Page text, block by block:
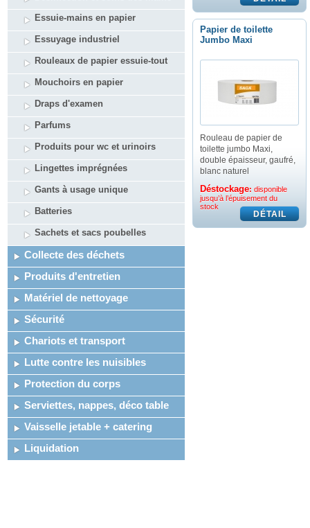
Essuie-mains en papier
Essuyage industriel
Rouleaux de papier essuie-tout
Mouchoirs en papier
Draps d'examen
Parfums
Produits pour wc et urinoirs
Lingettes imprégnées
Gants à usage unique
Batteries
Sachets et sacs poubelles
Collecte des déchets
Produits d'entretien
Matériel de nettoyage
Sécurité
Chariots et transport
Lutte contre les nuisibles
Protection du corps
Serviettes, nappes, déco table
Vaisselle jetable + catering
Liquidation
Papier de toilette
Jumbo Maxi
Rouleau de papier de
toilette jumbo Maxi,
double épaisseur, gaufré,
blanc naturel
Déstockage: disponible
jusqu’à l’épuisement du
stock